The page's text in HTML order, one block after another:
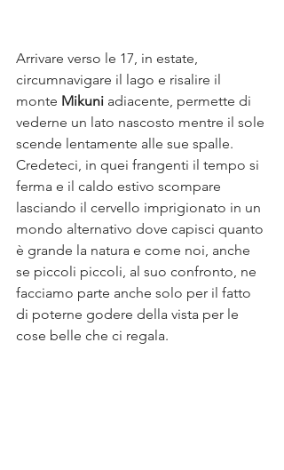
Arrivare verso le 17, in estate,
circumnavigare il lago e risalire il
monte Mikuni adiacente, permette di
vederne un lato nascosto mentre il sole
scende lentamente alle sue spalle.
Credeteci, in quei frangenti il tempo si
ferma e il caldo estivo scompare
lasciando il cervello imprigionato in un
mondo alternativo dove capisci quanto
è grande la natura e come noi, anche
se piccoli piccoli, al suo confronto, ne
facciamo parte anche solo per il fatto
di poterne godere della vista per le
cose belle che ci regala.